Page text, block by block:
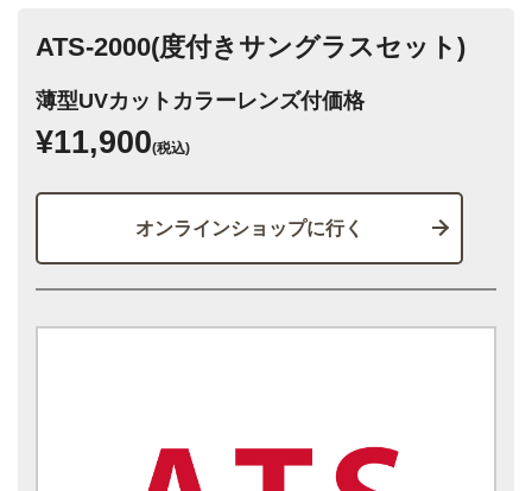
ATS-2000(度付きサングラスセット)
薄型UVカットカラーレンズ付価格
¥11,900(税込)
オンラインショップに行く